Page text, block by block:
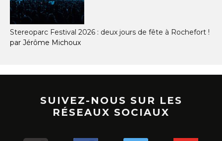
Stereoparc Festival 2026 : deux jours de fête à Rochefort !
par Jérôme Michoux
SUIVEZ-NOUS SUR LES
RÉSEAUX SOCIAUX